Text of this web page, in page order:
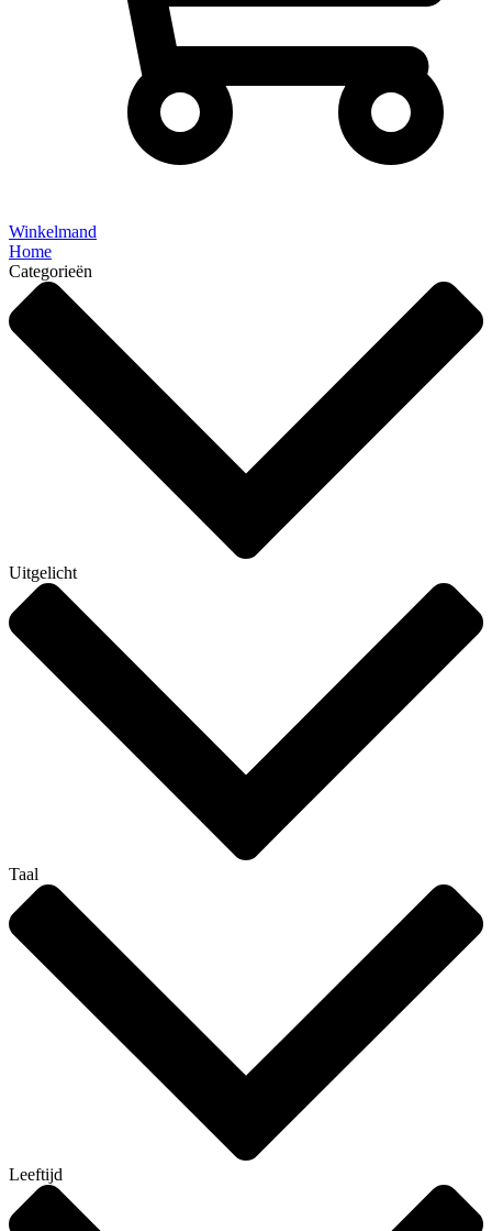
Winkelmand
Home
Categorieën
Uitgelicht
Taal
Leeftijd